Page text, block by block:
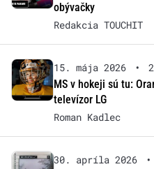
obývačky
Redakcia TOUCHIT
15. mája 2026 •
MS v hokeji sú tu:
televízor LG
Roman Kadlec
30. apríla 2026 •